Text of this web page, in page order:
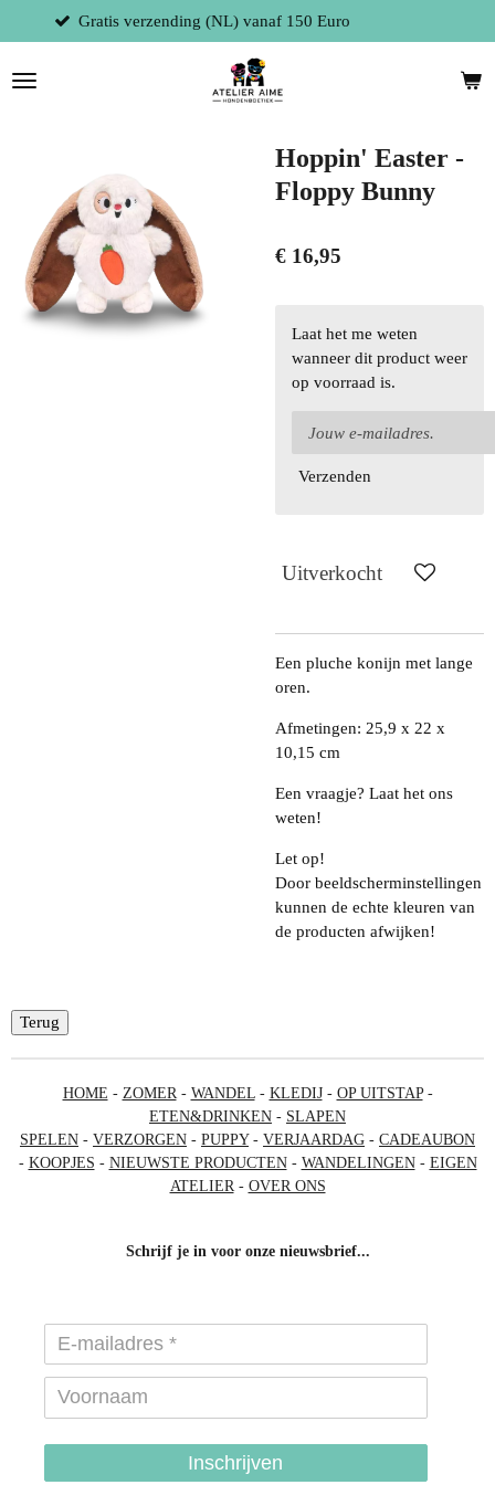
direct
naar
de
Fysieke winkel te 9300 Aalst
Hoppin' Easter -
Floppy Bunny
€ 16,95
Laat het me weten
wanneer dit product weer
op voorraad is.
Verzenden
Uitverkocht
Een pluche konijn met lange
oren.
Afmetingen: 25,9 x 22 x
10,15 cm
Een vraagje? Laat het ons
weten!
Let op!
Door beeldscherminstellingen
kunnen de echte kleuren van
de producten afwijken!
Terug
HOME - ZOMER - WANDEL- KLEDIJ- OP UITSTAP-
ETEN&DRINKEN - SLAPEN
SPELEN - VERZORGEN - PUPPY- VERJAARDAG - CADEAUBON
- KOOPJES - NIEUWSTE PRODUCTEN- WANDELINGEN- EIGEN
ATELIER - OVER ONS
Schrijf je in voor onze nieuwsbrief...
Inschrijven